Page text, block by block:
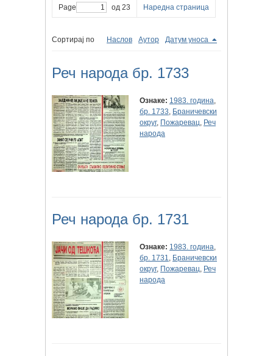
Page од 23 Наредна страница
Сортирај по Наслов Аутор Датум уноса
Реч народа бр. 1733
Ознаке: 1983. година,
бр. 1733, Браничевски
округ, Пожаревац, Реч
народа
Реч народа бр. 1731
Ознаке: 1983. година,
бр. 1731, Браничевски
округ, Пожаревац, Реч
народа